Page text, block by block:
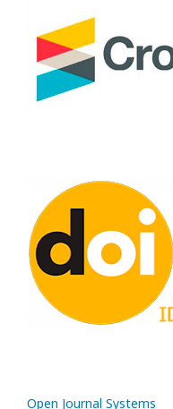
Open Journal Systems